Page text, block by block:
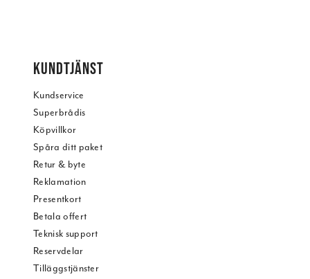
KUNDTJÄNST
Kundservice
Superbrådis
Köpvillkor
Spåra ditt paket
Retur & byte
Reklamation
Presentkort
Betala offert
Teknisk support
Reservdelar
Tilläggstjänster